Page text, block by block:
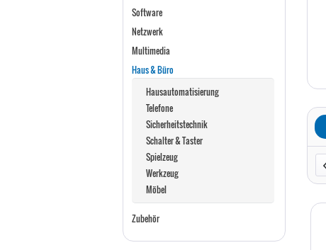
Software
Netzwerk
Multimedia
Haus & Büro
Hausautomatisierung
Telefone
Sicherheitstechnik
Schalter & Taster
Spielzeug
Werkzeug
Möbel
Zubehör